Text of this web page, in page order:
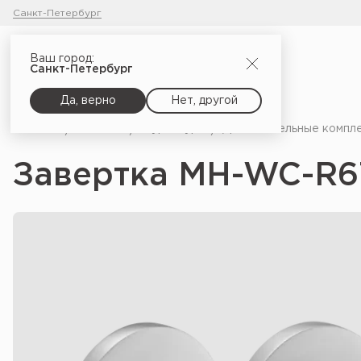
Санкт-Петербург
Ваш город:
Санкт-Петербург
Да, верно Нет, другой
Дополнительные
Завертка MH-WC-